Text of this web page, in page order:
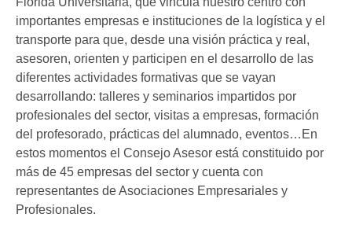
importantes empresas e instituciones de la logística y el
transporte para que, desde una visión práctica y real,
asesoren, orienten y participen en el desarrollo de las
diferentes actividades formativas que se vayan
desarrollando: talleres y seminarios impartidos por
profesionales del sector, visitas a empresas, formación
del profesorado, prácticas del alumnado, eventos…En
estos momentos el Consejo Asesor está constituido por
más de 45 empresas del sector y cuenta con
representantes de Asociaciones Empresariales y
Profesionales.